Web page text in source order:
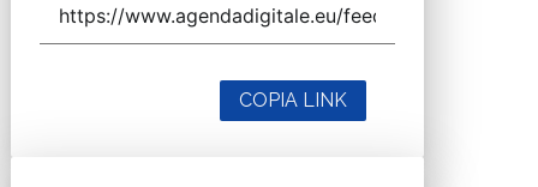
COPIA LINK